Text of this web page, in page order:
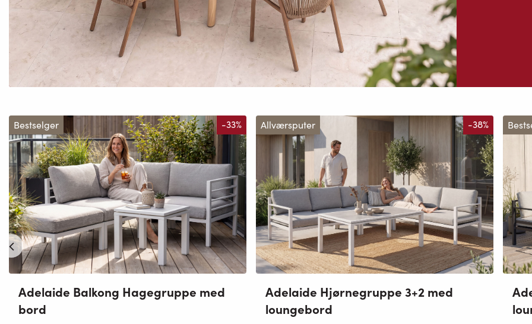
Bestselger -33%
Adelaide Balkong Hagegruppe med
bord
Allværsputer -38%
Adelaide Hjørnegruppe 3+2 med
loungebord